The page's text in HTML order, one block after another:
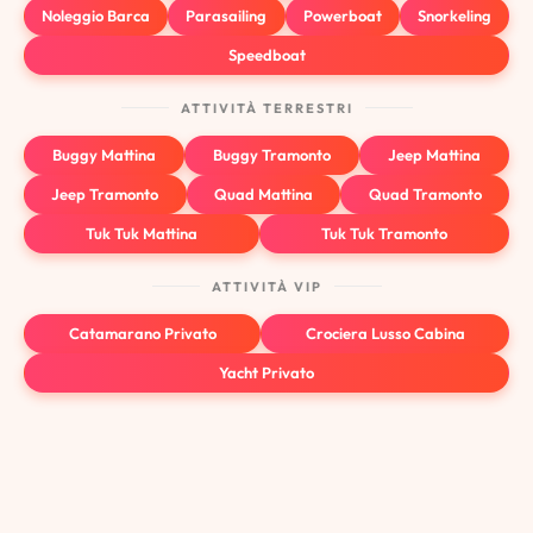
Noleggio Barca Parasailing Powerboat Snorkeling
Speedboat
ATTIVITÀ TERRESTRI
Buggy Mattina Buggy Tramonto Jeep Mattina
Jeep Tramonto Quad Mattina Quad Tramonto
Tuk Tuk Mattina Tuk Tuk Tramonto
ATTIVITÀ VIP
Catamarano Privato Crociera Lusso Cabina
Yacht Privato